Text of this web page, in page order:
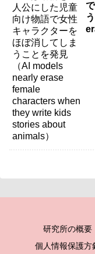
研究所の概要
個人情報保護方